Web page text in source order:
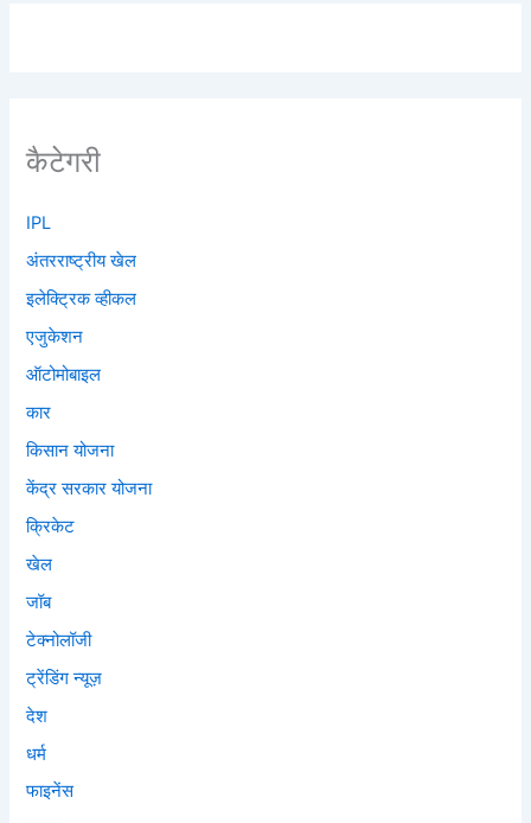
कैटेगरी
IPL
अंतरराष्ट्रीय खेल
इलेक्ट्रिक व्हीकल
एजुकेशन
ऑटोमोबाइल
कार
किसान योजना
केंद्र सरकार योजना
क्रिकेट
खेल
जॉब
टेक्नोलॉजी
ट्रेंडिंग न्यूज़
देश
धर्म
फाइनेंस